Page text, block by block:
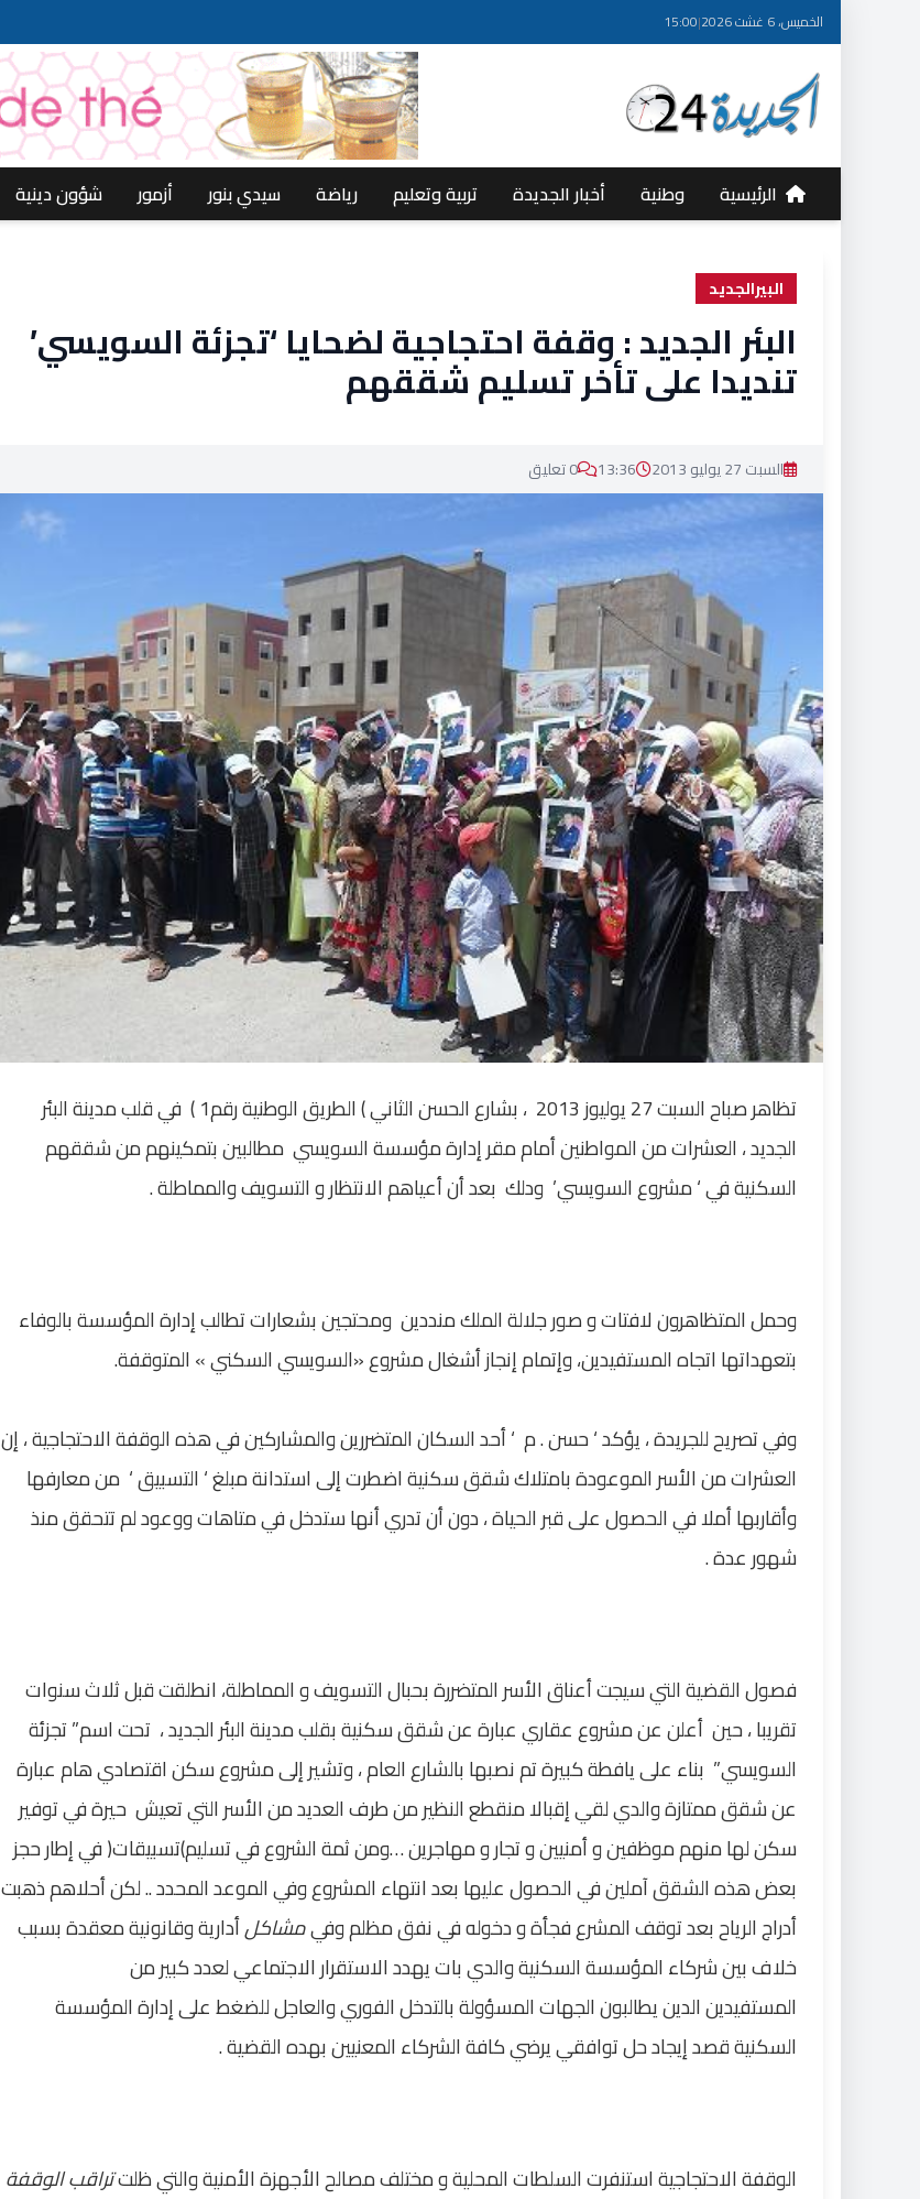
الخميس، 6 غشت 2026 |
15:00
الرئيسية وطنية أخبار الجديدة تربية وتعليم رياضة سيدي بنور أزمور شؤون دينية
البيرالجديد
البئر الجديد : وقفة احتجاجية لضحايا ‘تجزئة السويسي’
تنديدا على تأخر تسليم شققهم
السبت 27 يوليو 2013 13:36 0 تعليق
تظاهرصباح السبت 27 يوليوز 2013 ، بشارع الحسن الثاني)الطريق الوطنية رقم1 )
في قلب مدينة البئر
الجديد ، العشرات من المواطنين أمام مقر إدارة مؤسسة السويسي مطالبين بتمكينهم من شققهم
السكنية في‘مشروع السويسي’ ودلك بعد أن أعياهم الانتظار و التسويف والمماطلة .
وحمل المتظاهرون لافتات و صور جلالة الملك منددين ومحتجين بشعارات تطالب إدارة المؤسسة بالوفاء
بتعهداتها اتجاه المستفيدين، وإتمام إنجاز أشغال مشروع «السويسي السكني » المتوقفة.
وفي تصريح للجريدة ، يؤكد‘حسن . م ‘أحد السكان المتضررين والمشاركين في هذه الوقفة الاحتجاجية ، إن
العشرات من الأسر الموعودة بامتلاك شقق سكنية اضطرت إلى استدانة مبلغ‘ التسبيق‘ من معارفها
وأقاربها أملا في الحصول على قبر الحياة ، دون أن تدري أنها ستدخل في متاهات ووعود لم تتحقق منذ
شهور عدة.
فصول القضية التي سيجت أعناق الأسر المتضررة بحبال التسويف و المماطلة، انطلقت قبل ثلاث سنوات
تقريبا ، حين أعلن عن مشروع عقاري عبارة عن شقق سكنية بقلب مدينة البئر الجديد ، تحت اسم” تجزئة
السويسي” بناء على يافطة كبيرة تم نصبها بالشارع العام ، وتشير إلى مشروع سكن اقتصادي هام عبارة
عن شقق ممتازة والدي لقي إقبالا منقطع النظير من طرف العديد من الأسر التي تعيش حيرة في توفير
سكن لها منهم موظفين و أمنيين و تجار و مهاجرين…ومن ثمة الشروع في تسليم)تسبيقات(في إطار حجز
بعض هذه الشقق آملين في الحصول عليها بعد انتهاء المشروع وفي الموعد المحدد..لكن أحلاهم ذهبت
أدراج الرياح بعد توقف المشرع فجأة و دخوله في نفق مظلم وفيمشاكلأدارية وقانونية معقدة بسبب
خلاف بين شركاء المؤسسة السكنية والدي بات يهدد الاستقرار الاجتماعي لعدد كبير من
المستفيدين الدين يطالبون الجهات المسؤولة بالتدخل الفوري والعاجل للضغط على إدارة المؤسسة
السكنية قصد إيجاد حل توافقي يرضي كافة الشركاء المعنيين بهده القضية.
الوقفة الاحتجاجية استنفرت السلطات المحلية و مختلف مصالح الأجهزة الأمنية والتي ظلتتراقب الوقفة